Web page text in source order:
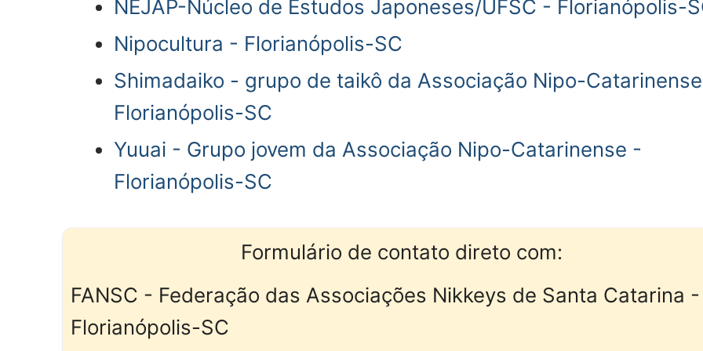
NEJAP-Núcleo de Estudos Japoneses/UFSC - Florianópolis-
Nipocultura - Florianópolis-SC
Shimadaiko - grupo de taikô da Associação Nipo-
Florianópolis-SC
Yuuai - Grupo jovem da Associação Nipo-Catarinense -
Florianópolis-SC
Formulário de contato direto com:
FANSC - Federação das Associações Nikkeys de Santa Catarina -
Florianópolis-SC